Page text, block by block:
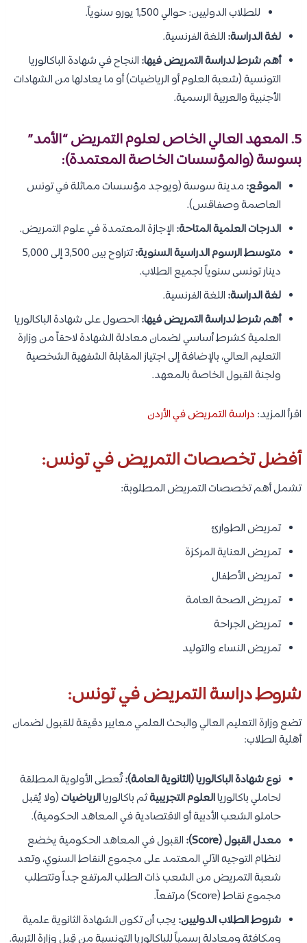
للطلاب الدوليين: حوالي 1,500 يورو سنوياً.
لغة الدراسة: اللغة الفرنسية.
أهم شرط لدراسة التمريض فيها: النجاح في شهادة الباكالوريا
التونسية (شعبة العلوم أو الرياضيات) أو ما يعادلها من الشهادات
الأجنبية والعربية الرسمية.
5. المعهد العالي الخاص لعلوم التمريض “الأمد”
بسوسة (والمؤسسات الخاصة المعتمدة):
الموقع: مدينة سوسة (ويوجد مؤسسات مماثلة في تونس
العاصمة وصفاقس).
الدرجات العلمية المتاحة: الإجازة المعتمدة في علوم التمريض.
متوسط الرسوم الدراسية السنوية:
تتراوح بين 3,500 إلى 5,000
دينار تونسى سنوياً لجميع الطلاب.
لغة الدراسة: اللغة الفرنسية.
أهم شرط لدراسة التمريض فيها: الحصول على شهادة الباكالوريا
العلمية كشرط أساسي لضمان معادلة الشهادة لاحقاً من وزارة
التعليم العالي، بالإضافة إلى اجتياز المقابلة الشفهية الشخصية
ولجنة القبول الخاصة بالمعهد.
اقرأ المزيد: دراسة التمريض في الأردن
أفضل تخصصات التمريض في تونس:
تشمل أهم تخصصات التمريض المطلوبة:
تمريض الطوارئ
تمريض العناية المركزة
تمريض الأطفال
تمريض الصحة العامة
تمريض الجراحة
تمريض النساء والتوليد
شروط دراسة التمريض في تونس:
تضع وزارة التعليم العالي والبحث العلمي معايير دقيقة للقبول لضمان
أهلية الطلاب:
نوع شهادة الباكالوريا (الثانوية العامة):تُعطى الأولوية المطلقة
لحاملي باكالورياالعلوم التجريبيةثم باكالورياالرياضيات(ولا يُقبل
حاملو الشعب الأدبية أو الاقتصادية في المعاهد الحكومية).
معدل القبول (Score):
القبول في المعاهد الحكومية يخضع
لنظام التوجيه الآلي المعتمد على مجموع النقاط السنوي، وتعد
شعبة التمريض من الشعب ذات الطلب المرتفع جداً وتتطلب
مجموع نقاط (Score) مرتفعاً.
شروط الطلاب الدوليين: يجب أن تكون الشهادة الثانوية علمية
ومكافئة ومعادلة رسمياً للباكالوريا التونسية من قِبل وزارة التربية.